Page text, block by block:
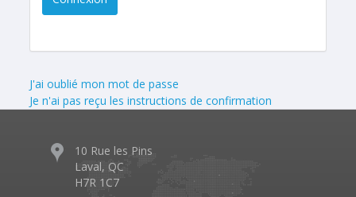
J'ai oublié mon mot de passe
Je n'ai pas reçu les instructions de confirmation
10 Rue les Pins
Laval, QC
H7R 1C7